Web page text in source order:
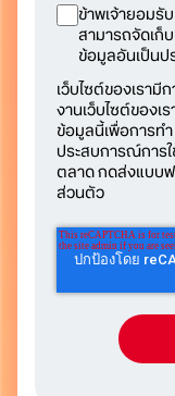
ข้าพเจ้ายอมรับ
สามารถจัดเก็
ข้อมูลอันเป็นป
เว็บไซต์ของเรามี
งานเว็บไซต์ของเ
ข้อมูลนี้เพื่อการท
ประสบการณ์การ
ตลาด กดส่งแบบฟ
ส่วนตัว